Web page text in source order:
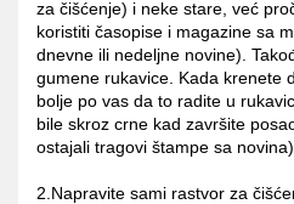
za čišćenje) i neke stare, već
koristiti časopise i magazine sa
dnevne ili nedeljne novine).
gumene rukavice. Kada krenete
bolje po vas da to radite u
bile skroz crne kad završite
ostajali tragovi štampe sa novina).
2.Napravite sami rastvor za